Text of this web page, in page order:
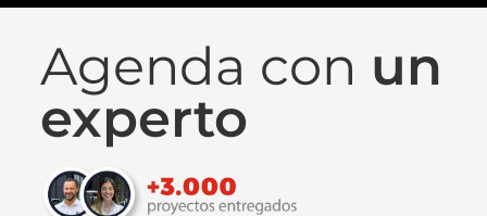
Agenda con un
experto